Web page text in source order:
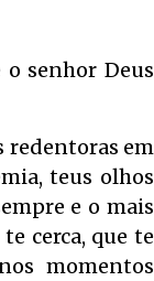
senhor Deus
redentoras em
teus olhos
e o mais
cerca, que te
momentos